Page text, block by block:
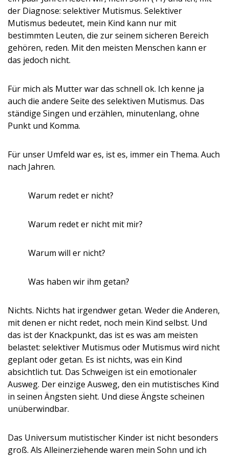
der Diagnose: selektiver Mutismus. Selektiver
Mutismus bedeutet, mein Kind kann nur mit
bestimmten Leuten, die zur seinem sicheren Bereich
gehören, reden. Mit den meisten Menschen kann er
das jedoch nicht.
Für mich als Mutter war das schnell ok. Ich kenne ja
auch die andere Seite des selektiven Mutismus. Das
ständige Singen und erzählen, minutenlang, ohne
Punkt und Komma.
Für unser Umfeld war es, ist es, immer ein Thema. Auch
nach Jahren.
Warum redet er nicht?
Warum redet er nicht mit mir?
Warum will er nicht?
Was haben wir ihm getan?
Nichts. Nichts hat irgendwer getan. Weder die Anderen,
mit denen er nicht redet, noch mein Kind selbst. Und
das ist der Knackpunkt, das ist es was am meisten
belastet: selektiver Mutismus oder Mutismus wird nicht
geplant oder getan. Es ist nichts, was ein Kind
absichtlich tut. Das Schweigen ist ein emotionaler
Ausweg. Der einzige Ausweg, den ein mutistisches Kind
in seinen Ängsten sieht. Und diese Ängste scheinen
unüberwindbar.
Das Universum mutistischer Kinder ist nicht besonders
groß. Als Alleinerziehende waren mein Sohn und ich